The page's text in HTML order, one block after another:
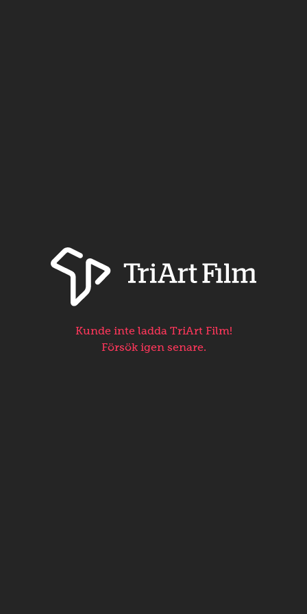
Kunde inte ladda TriArt Film!
Försök igen senare.